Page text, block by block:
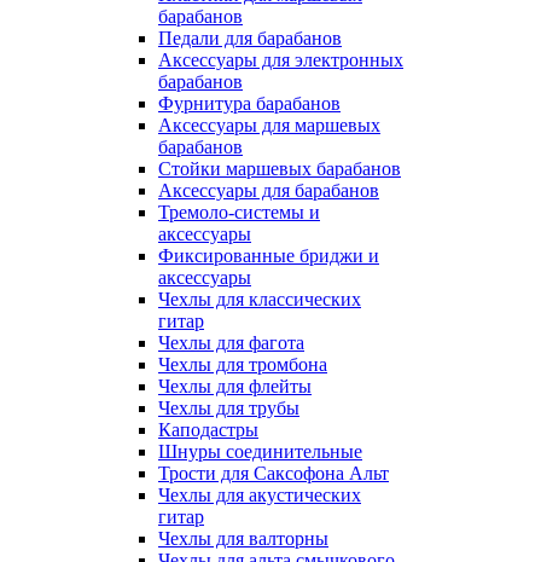
барабанов
Педали для барабанов
Аксессуары для электронных
барабанов
Фурнитура барабанов
Аксессуары для маршевых
барабанов
Стойки маршевых барабанов
Аксессуары для барабанов
Тремоло-системы и
аксессуары
Фиксированные бриджи и
аксессуары
Чехлы для классических
гитар
Чехлы для фагота
Чехлы для тромбона
Чехлы для флейты
Чехлы для трубы
Каподастры
Шнуры соединительные
Трости для Саксофона Альт
Чехлы для акустических
гитар
Чехлы для валторны